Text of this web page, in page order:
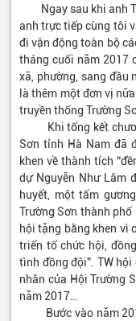
Ngay sau khi anh
anh trực tiếp cùng tôi
đi vận động toàn bộ
tháng cuối năm 2017
xã, phường, sang đầu
là thêm một đơn vị
truyền thống Trường
Khi tổng kết
Sơn tỉnh Hà Nam đã
khen về thành tích
dự Nguyễn Như Lâm
huyết, một tấm
Trường Sơn thành phố
hội tặng bằng khen vì
triển tổ chức hội,
tình đồng đội”. TW
nhân của Hội Trường
năm 2017…
Bước vào năm